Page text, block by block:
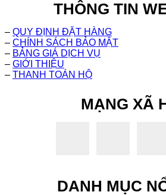
THÔNG TIN
– QUY ĐỊNH ĐẶT HÀNG
– CHÍNH SÁCH BẢO MẬT
– BẢNG GIÁ DỊCH VỤ
– GIỚI THIỆU
– THANH TOÁN HỘ
MẠNG XÃ
DANH MỤC